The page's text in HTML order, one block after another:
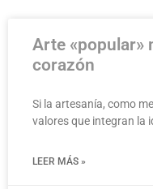
Arte «popular»
corazón
Si la artesanía, como
valores que integran la
LEER MÁS »